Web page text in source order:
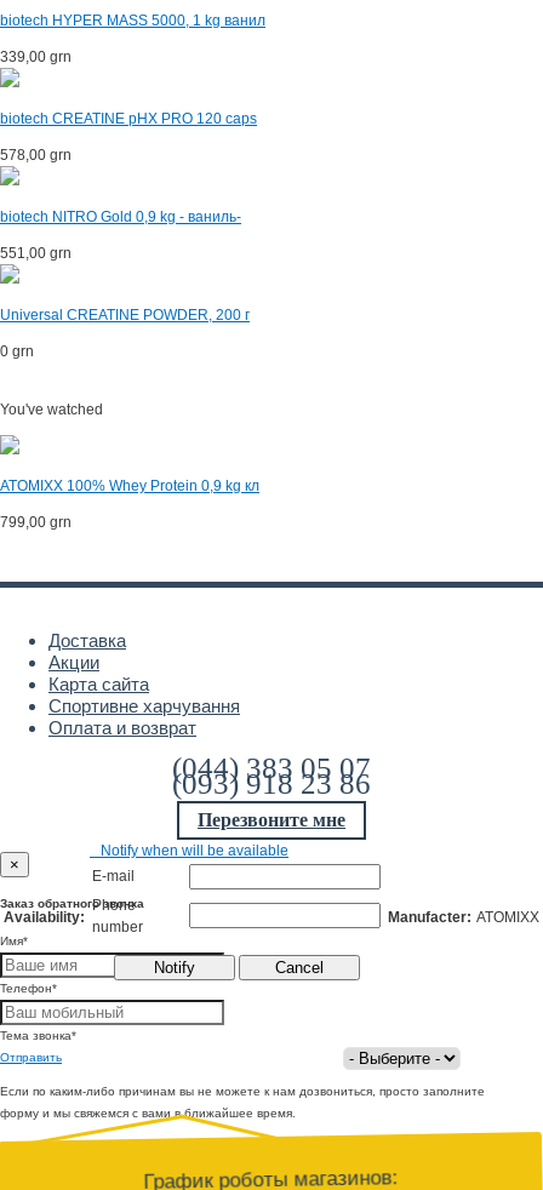
biotech HYPER MASS 5000, 1 kg ванил
339,00 grn
biotech CREATINE pHX PRO 120 caps
578,00 grn
biotech NITRO Gold 0,9 kg - ваниль-
551,00 grn
Universal CREATINE POWDER, 200 г
0 grn
You've watched
ATOMIXX 100% Whey Protein 0,9 kg кл
799,00 grn
Доставка
Акции
Карта сайта
Спортивне харчування
Оплата и возврат
(044) 383 05 07
(093) 918 23 86
Перезвоните мне
×
Заказ обратного звонка
Имя*
Телефон*
Тема звонка*
Отправить
Если по каким-либо причинам вы не можете к нам дозвониться, просто заполните
форму и мы свяжемся с вами в ближайшее время.
График роботы магазинов:
Availability:
Notify when will be available
E-mail
Phone
number
Manufacter: ATOMIXX